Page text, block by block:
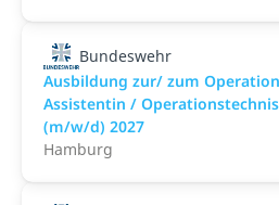
Bundeswehr
Ausbildung zur/ zum
Assistentin /
(m/w/d) 2027
Hamburg